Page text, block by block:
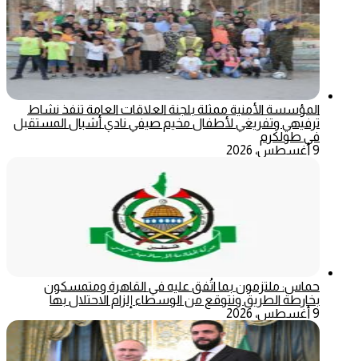
المؤسسة الأمنية ممثلة بلجنة العلاقات العامة تنفذ نشاط
ترفيهي وتفريغي لأطفال مخيم صيفي نادي أشبال المستقبل
في طولكرم
9 أغسطس، 2026
حماس: ملتزمون بما اتُفق عليه في القاهرة ومتمسكون
بخارطة الطريق ونتوقع من الوسطاء إلزام الاحتلال بها
9 أغسطس، 2026